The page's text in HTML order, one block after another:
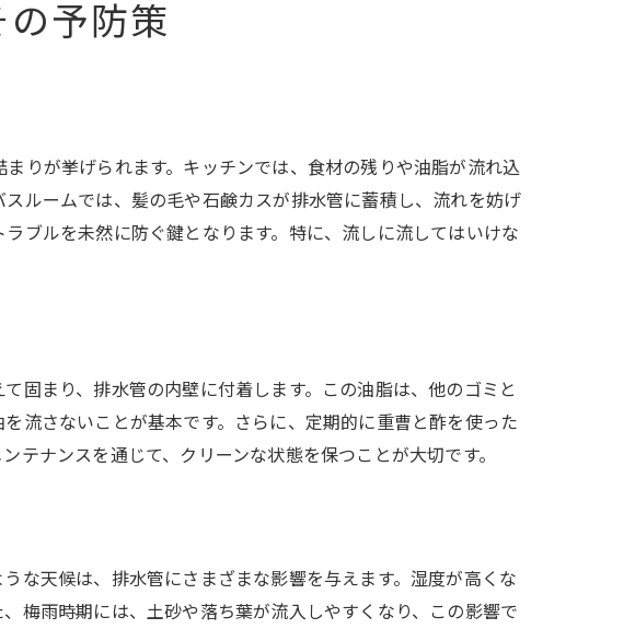
学ぼう
ンスの手順
法
ら解決しよう
予防策
りが挙げられます。キッチンでは、食材の残りや油脂が流れ込
ルームでは、髪の毛や石鹸カスが排水管に蓄積し、流れを妨げ
ブルを未然に防ぐ鍵となります。特に、流しに流してはいけな
固まり、排水管の内壁に付着します。この油脂は、他のゴミと
流さないことが基本です。さらに、定期的に重曹と酢を使った
ナンスを通じて、クリーンな状態を保つことが大切です。
な天候は、排水管にさまざまな影響を与えます。湿度が高くな
梅雨時期には、土砂や落ち葉が流入しやすくなり、この影響で